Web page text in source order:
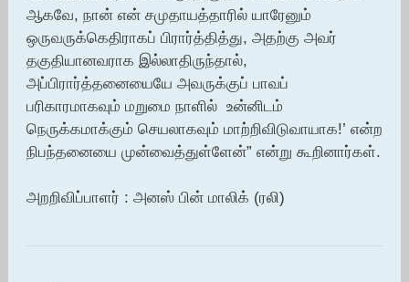
ஆகவே, நான் என் சமுதாயத்தாரில் யாரேனும்
ஒருவருக்கெதிராகப் பிரார்த்தித்து, அதற்கு அவர்
தகுதியானவராக இல்லாதிருந்தால்,
அப்பிரார்த்தனையையே அவருக்குப் பாவப்
பரிகாரமாகவும் மறுமை நாளில் உன்னிடம்
நெருக்கமாக்கும் செயலாகவும் மாற்றிவிடுவாயாக!’ என்ற
நிபந்தனையை முன்வைத்துள்ளேன்” என்று கூறினார்கள்.
அறறிவிப்பாளர் : அனஸ் பின் மாலிக் (ரலி)